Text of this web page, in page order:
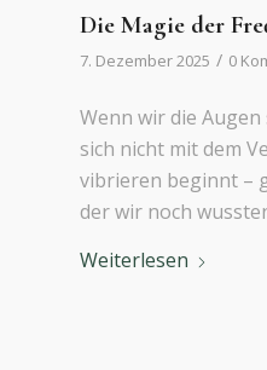
Die Magie der
7. Dezember 2025 / 0
Wenn wir die
sich nicht mit dem
vibrieren beginnt –
der wir noch
Weiterlesen